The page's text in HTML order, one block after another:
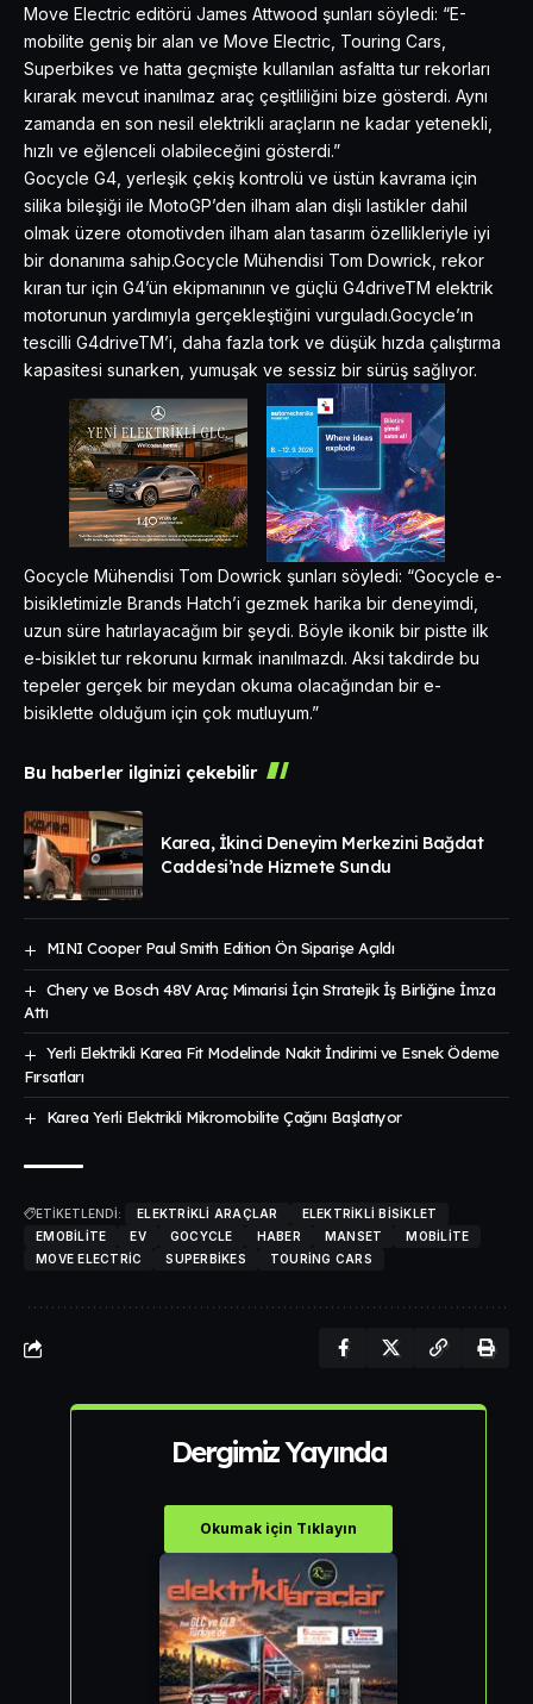
Move Electric editörü James Attwood şunları söyledi: “E-
mobilite geniş bir alan ve Move Electric, Touring Cars,
Superbikes ve hatta geçmişte kullanılan asfaltta tur rekorları
kırarak mevcut inanılmaz araç çeşitliliğini bize gösterdi. Aynı
zamanda en son nesil elektrikli araçların ne kadar yetenekli,
hızlı ve eğlenceli olabileceğini gösterdi.”
Gocycle G4, yerleşik çekiş kontrolü ve üstün kavrama için
silika bileşiği ile MotoGP’den ilham alan dişli lastikler dahil
olmak üzere otomotivden ilham alan tasarım özellikleriyle iyi
bir donanıma sahip.Gocycle Mühendisi Tom Dowrick, rekor
kıran tur için G4’ün ekipmanının ve güçlü G4driveTM elektrik
motorunun yardımıyla gerçekleştiğini vurguladı.Gocycle’ın
tescilli G4driveTM’i, daha fazla tork ve düşük hızda çalıştırma
kapasitesi sunarken, yumuşak ve sessiz bir sürüş sağlıyor.
Gocycle Mühendisi Tom Dowrick şunları söyledi: “Gocycle e-
bisikletimizle Brands Hatch’i gezmek harika bir deneyimdi,
uzun süre hatırlayacağım bir şeydi. Böyle ikonik bir pistte ilk
e-bisiklet tur rekorunu kırmak inanılmazdı. Aksi takdirde bu
tepeler gerçek bir meydan okuma olacağından bir e-
bisiklette olduğum için çok mutluyum.”
Bu haberler ilginizi çekebilir
Karea, İkinci Deneyim Merkezini Bağdat
Caddesi’nde Hizmete Sundu
MINI Cooper Paul Smith Edition Ön Siparişe Açıldı
Chery ve Bosch 48V Araç Mimarisi İçin Stratejik İş Birliğine İmza
Attı
Yerli Elektrikli Karea Fit Modelinde Nakit İndirimi ve Esnek Ödeme
Fırsatları
Karea Yerli Elektrikli Mikromobilite Çağını Başlatıyor
ETİKETLENDİ: ELEKTRIKLI ARAÇLAR
ELEKTRIKLI BISIKLET
EMOBILITE
EV GOCYCLE HABER MANSET
MOBILITE
MOVE ELECTRIC
SUPERBIKES TOURING CARS
Dergimiz Yayında
Okumak için Tıklayın